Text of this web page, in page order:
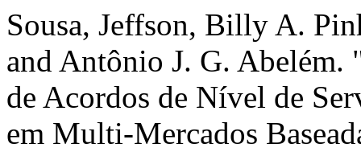
Sousa, Jeffson, Billy A.
and Antônio J. G.
de Acordos de Nível de
em Multi-Mercados